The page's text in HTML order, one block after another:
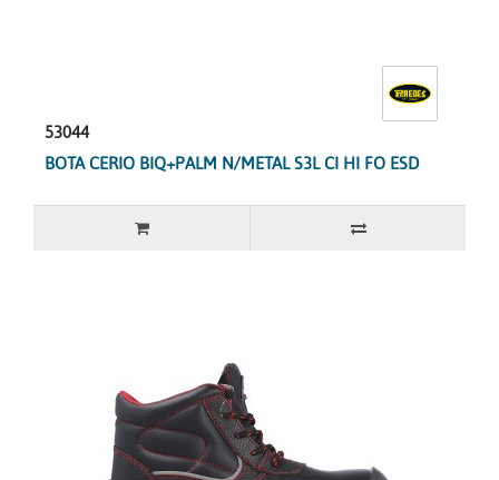
53044
BOTA CERIO BIQ+PALM N/METAL S3L CI HI FO ESD